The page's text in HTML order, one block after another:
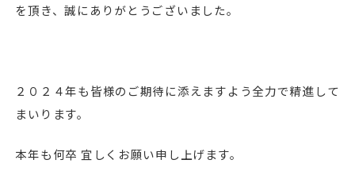
を頂き、誠にありがとうございました。
２０２４年も皆様のご期待に添えますよう全力で精進して
まいります。
本年も何卒 宜しくお願い申し上げます。